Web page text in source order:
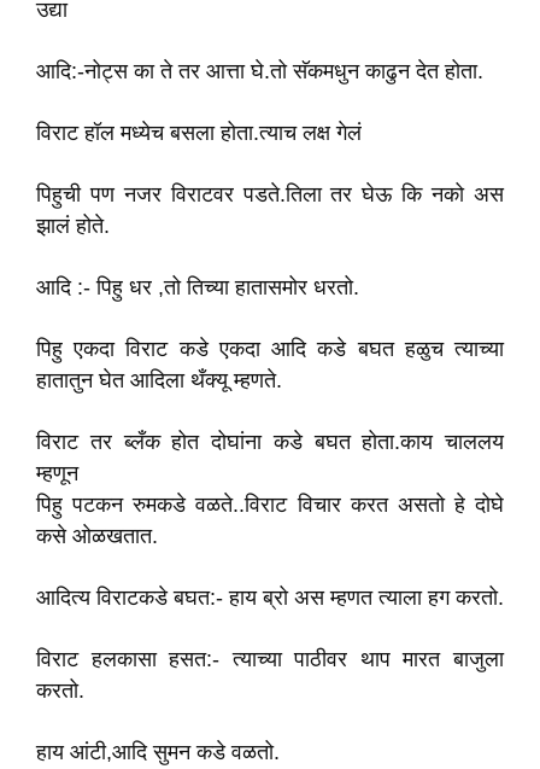
उद्या
आदि:-नोट्स का ते तर आत्ता घे.तो सॅकमधुन काढुन देत‌ होता.
विराट हॉल मध्येच बसला होता.त्याच लक्ष गेलं
पिहुची पण नज‌र वि‌राटवर पडते.तिला तर घेऊ कि नको अस
झालं होते.
आदि :- पिहु धर ,तो तिच्या हातासमोर धरतो.
पिहु एकदा‌ विराट कडे एकदा आदि कडे बघत‌ हळुच त्याच्या
हातातुन घेत आदिला थँक्यू म्हणते‌.
विराट तर ब्लँक होत दोघांना कडे बघत होता.काय चाललय
म्हणून
पिहु पटकन रुमकडे वळते..विराट विचार करत असतो हे दोघे
कसे ओळखतात‌.
आदित्य वि‌राटकडे बघत:- हाय ब्रो अस म्हणत त्याला हग करतो.
वि‌राट हलकासा हसत:- त्याच्या पाठीवर थाप मारत बाजुला
करतो.
हाय आंटी,आदि सुमन कडे वळतो.